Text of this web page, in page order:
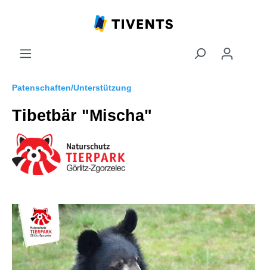
Patenschaften/Unterstützung
Tibetbär "Mischa"